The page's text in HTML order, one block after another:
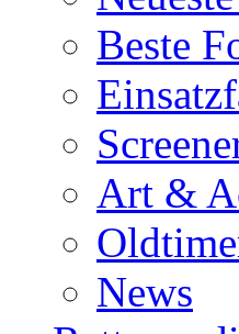
Beste
Art &
News